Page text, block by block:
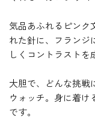
気品あふれるピンク
れた針に、フランジ
しくコントラスト
大胆で、どんな挑戦
ウォッチ。身に着け
です。